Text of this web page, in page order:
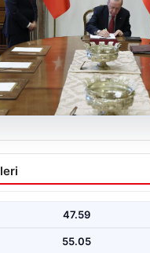
Kuvvetleri’nde
Özlem Karapınar ve
savunma ve askeri tarihine
47.59
55.05